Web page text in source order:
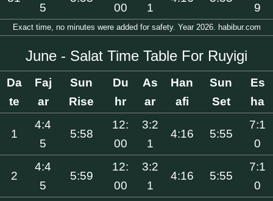
5
00
1
9
Exact time, no minutes were added for safety. Year 2026. habibur.com
June - Salat Time Table For Ruyigi
Da
te
Faj
ar
Sun
Rise
Du
hr
As
ar
Han
afi
Sun
Set
Es
ha
1
4:4
5
5:58
12:
00
3:2
1
4:16 5:55
7:1
0
2
4:4
5
5:59
12:
00
3:2
1
4:16 5:55
7:1
0